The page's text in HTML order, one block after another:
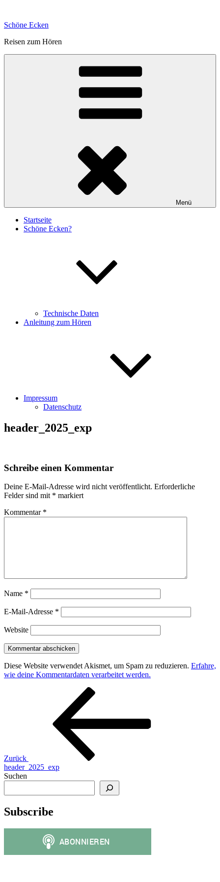
springen
Schöne Ecken
Reisen zum Hören
Menü
Startseite
Schöne Ecken?
Technische Daten
Anleitung zum Hören
Impressum
Datenschutz
header_2025_exp
Schreibe einen Kommentar
Deine E-Mail-Adresse wird nicht veröffentlicht. Erforderliche
Felder sind mit * markiert
Kommentar *
Name *
E-Mail-Adresse *
Website
Diese Website verwendet Akismet, um Spam zu reduzieren. Erfahre,
wie deine Kommentardaten verarbeitet werden.
Beitragsnavigation
Zurück
header_2025_exp
Suchen
Subscribe